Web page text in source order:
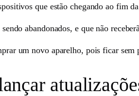
que estão chegando ao fim
abandonados, e que não
um novo aparelho, pois ficar